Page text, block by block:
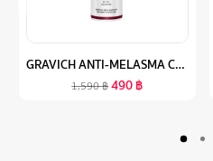
GRAVICH ANTI-MELASMA CONCENTRATE SERUM 30 ML
1,590฿490฿